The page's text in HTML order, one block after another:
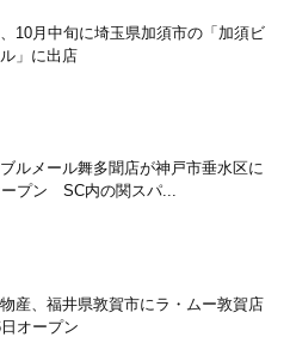
10月中旬に埼玉県加須市の「加須ビ
」に出店
ルメール舞多聞店が神戸市垂水区に
ープン SC内の関スパ...
産、福井県敦賀市にラ・ムー敦賀店
オープン